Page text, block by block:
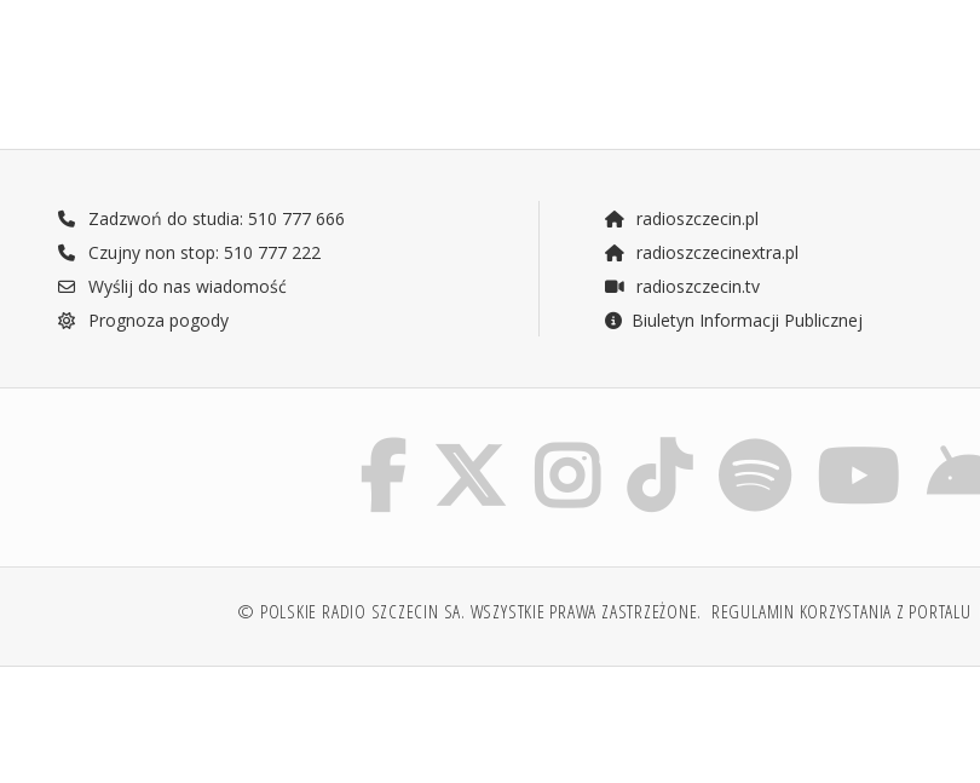
Zadzwoń do studia: 510 777 666
Czujny non stop: 510 777 222
Wyślij do nas wiadomość
Prognoza pogody
radioszczecin.pl
radioszczecinextra.pl
radioszczecin.tv
Biuletyn Informacji Publicznej
© POLSKIE RADIO SZCZECIN SA. WSZYSTKIE PRAWA ZASTRZEŻONE. REGULAMIN KORZYSTANIA Z PORTALU